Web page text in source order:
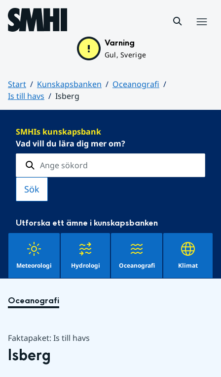
Hoppa till sidans innehåll
Varning
Gul, Sverige
Start Kunskapsbanken
Oceanografi
Is till havs
Isberg
SMHIs kunskapsbank
Vad vill du lära dig mer om?
Utforska ett ämne i kunskapsbanken
Meteorologi Hydrologi Oceanografi Klimat
Oceanografi
Faktapaket: Is till havs
Isberg